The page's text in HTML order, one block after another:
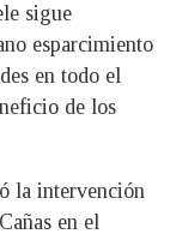
sigue
esparcimiento
en todo el
de los
la intervención
en el